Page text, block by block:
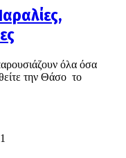
όλα όσα
την Θάσο το